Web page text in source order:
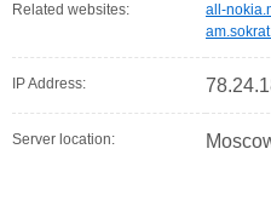
Related websites: all-
IP Address:
Server location: